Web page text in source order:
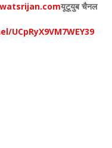
यूटूयुब चैनल